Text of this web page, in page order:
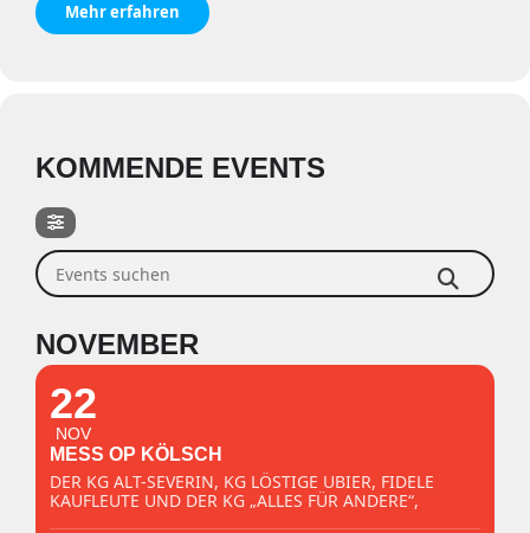
Mehr erfahren
KOMMENDE EVENTS
Events suchen
NOVEMBER
22
NOV
MESS OP KÖLSCH
DER KG ALT-SEVERIN, KG LÖSTIGE UBIER, FIDELE
KAUFLEUTE UND DER KG „ALLES FÜR ANDERE“,